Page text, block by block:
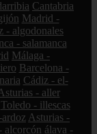
Cantabria
Madrid -
- algodonales
- salamanca
Málaga -
Barcelona -
Cádiz - el-
- aller
Toledo - illescas
Asturias -
alcorcón álava -